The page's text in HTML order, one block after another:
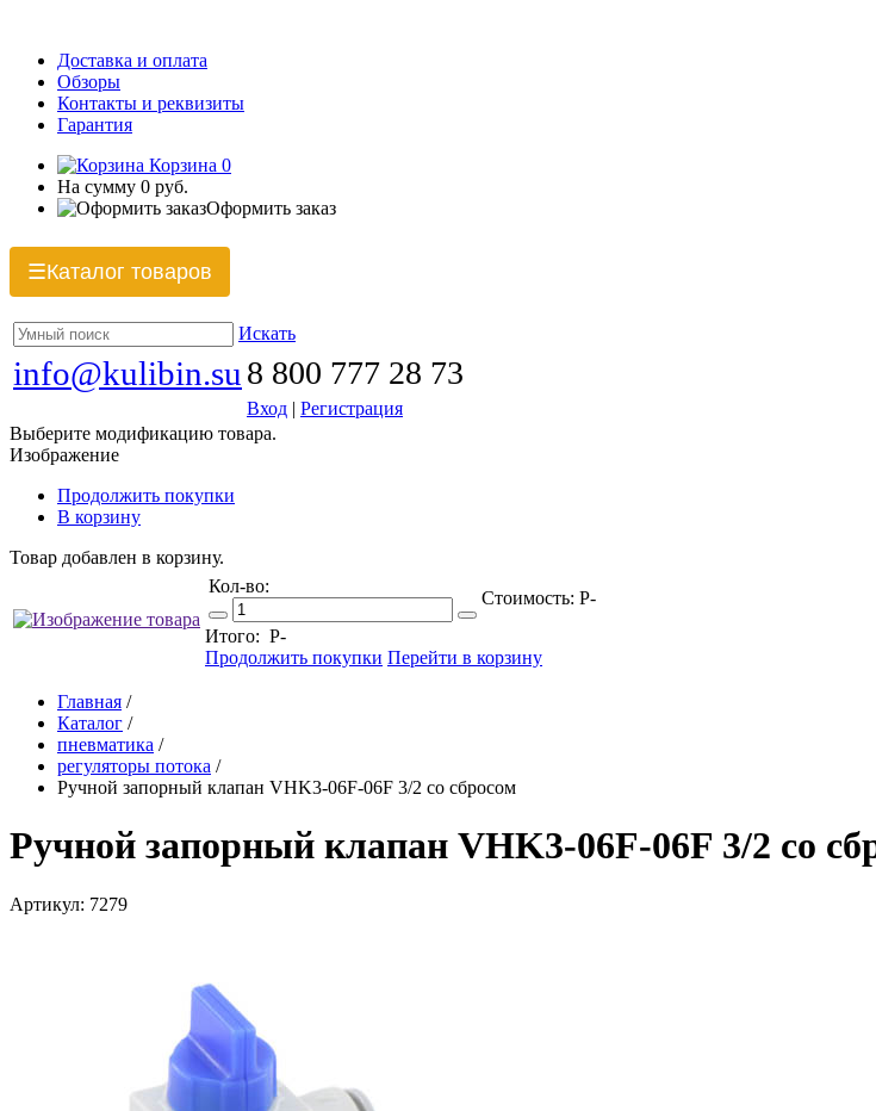
Доставка и оплата
Обзоры
Контакты и реквизиты
Гарантия
Корзина 0
На сумму 0 руб.
Оформить заказ
☰Каталог товаров
Искать
info@kulibin.su 8 800 777 28 73
Вход | Регистрация
Выберите модификацию товара.
Изображение
Продолжить покупки
В корзину
Товар добавлен в корзину.
Кол-во:
Стоимость: Р-
Итого: Р-
Продолжить покупки Перейти в корзину
Главная /
Каталог /
пневматика /
регуляторы потока /
Ручной запорный клапан VHK3-06F-06F 3/2 со сбросом
Ручной запорный клапан VHK3-06F-06F 3/2 со
Артикул: 7279